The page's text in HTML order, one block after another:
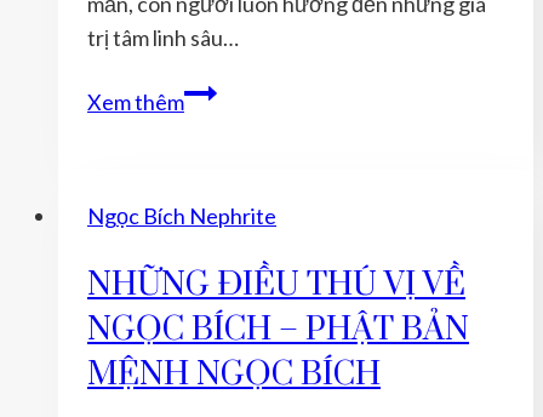
Vận
Khí
Tốt
trị tâm linh sâu…
Xem thêmNgọc
Bản
Tăng
Cường
Năng
Lượng
Ngọc Bích Nephrite
NHỮNG ĐIỀU THÚ VỊ VỀ
NGỌC BÍCH – PHẬT BẢN
MỆNH NGỌC BÍCH